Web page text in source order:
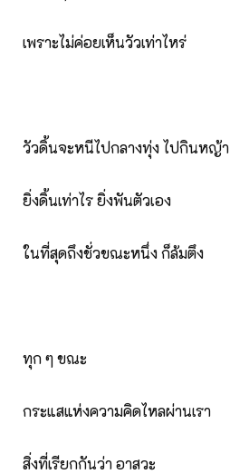
เพราะไม่ค่อยเห็นวัวเท่าไหร่
วัวดิ้นจะหนีไปกลางทุ่ง ไปกินหญ้า
ยิ่งดิ้นเท่าไร ยิ่งพันตัวเอง
ในที่สุดถึงชั่วขณะหนึ่ง ก็ล้มตึง
ทุก ๆ ขณะ
กระแสแห่งความคิดไหลผ่านเรา
สิ่งที่เรียกกันว่า อาสวะ